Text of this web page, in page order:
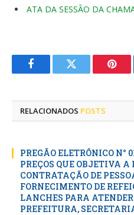
ATA DA SESSÃO DA
FacebookTwitter
RELACIONADOS POSTS
PREGÃO ELETRÔNICO N°
PREÇOS QUE OBJETIVA
CONTRATAÇÃO DE
FORNECIMENTO DE
LANCHES PARA
PREFEITURA,